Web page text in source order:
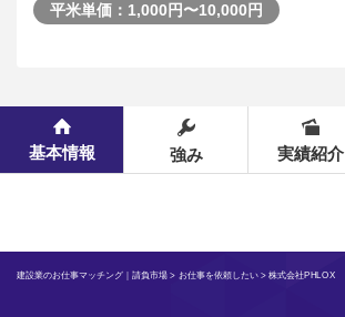
平米単価：1,000円〜10,000円
基本情報 強み 実績紹介
建設業のお仕事マッチング｜請負市場 > お仕事を依頼したい> 株式会社PHLOX